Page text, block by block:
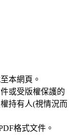
本網頁。
或受版權保護的
持有人(視情況而
格式文件。